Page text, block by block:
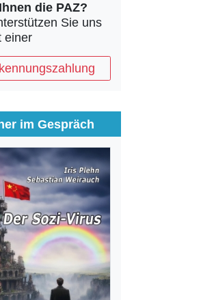
die PAZ?
Sie uns
einer
im Gespräch